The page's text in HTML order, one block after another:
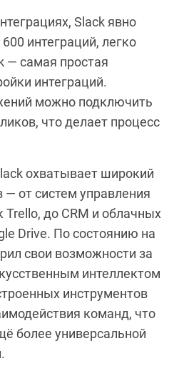
Slack явно
интеграций, легко
— самая простая
интеграций.
можно подключить
что делает процесс
охватывает широкий
— от систем управления
Trello, до CRM и облачных
Drive. По состоянию на
свои возможности за
интеллектом
инструментов
команд, что
более универсальной